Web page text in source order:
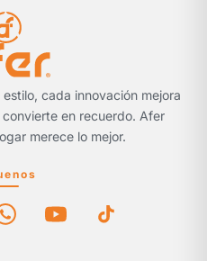
cada innovación mejora
en recuerdo. Afer
merece lo mejor.